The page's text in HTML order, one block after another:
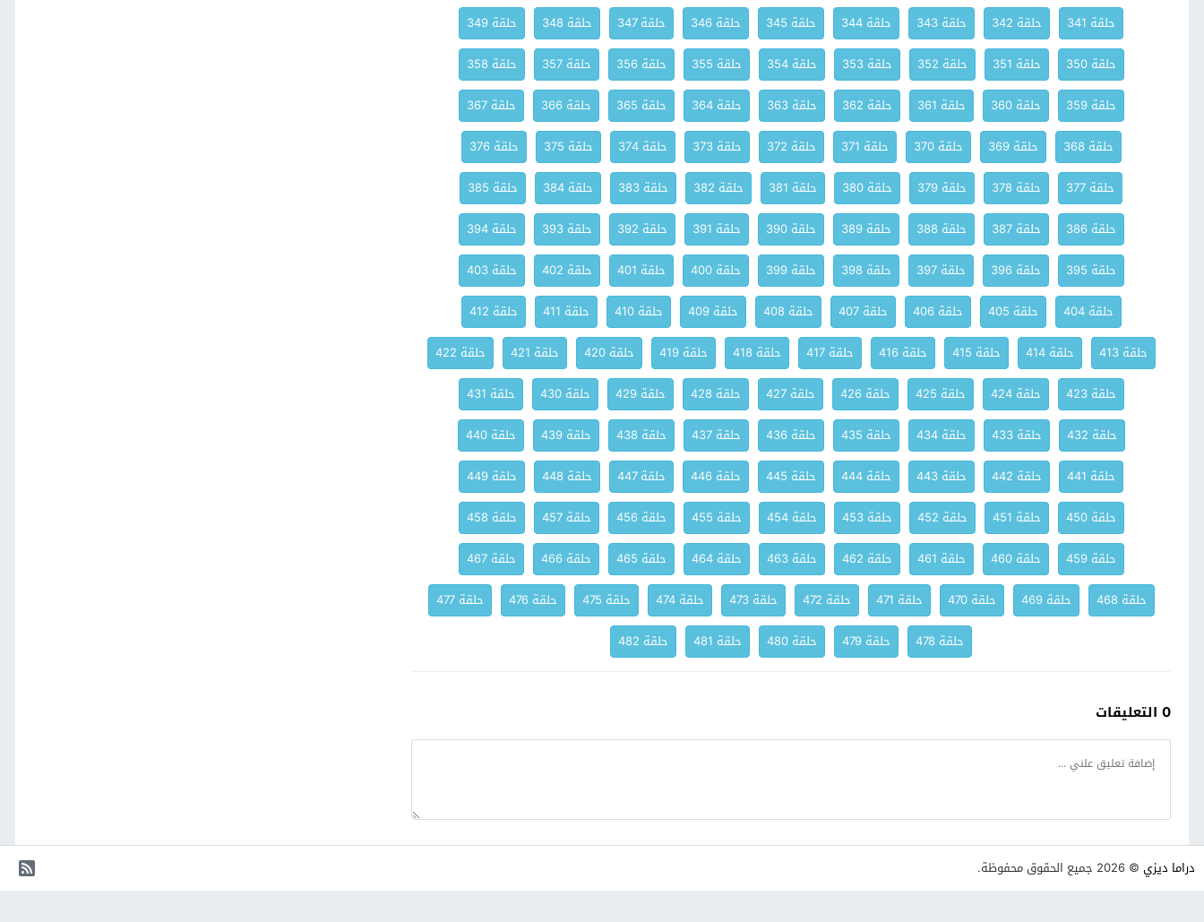
حلقة 341
حلقة 342 حلقة 343 حلقة 344 حلقة 345 حلقة 346 حلقة 347 حلقة 348
حلقة 349
حلقة 350
حلقة 351 حلقة 352 حلقة 353 حلقة 354 حلقة 355 حلقة 356 حلقة 357
حلقة 358
حلقة 359
حلقة 360 حلقة 361 حلقة 362 حلقة 363 حلقة 364 حلقة 365 حلقة 366
حلقة 367
حلقة 368
حلقة 369 حلقة 370 حلقة 371 حلقة 372 حلقة 373 حلقة 374 حلقة 375
حلقة 376
حلقة 377
حلقة 378 حلقة 379 حلقة 380 حلقة 381 حلقة 382 حلقة 383 حلقة 384
حلقة 385
حلقة 386
حلقة 387 حلقة 388 حلقة 389 حلقة 390 حلقة 391 حلقة 392 حلقة 393
حلقة 394
حلقة 395
حلقة 396 حلقة 397 حلقة 398 حلقة 399 حلقة 400 حلقة 401 حلقة 402
حلقة 403
حلقة 404
حلقة 405 حلقة 406 حلقة 407 حلقة 408 حلقة 409 حلقة 410 حلقة 411
حلقة 412
حلقة 413
حلقة 414 حلقة 415 حلقة 416 حلقة 417 حلقة 418 حلقة 419 حلقة 420 حلقة 421
حلقة 422
حلقة 423
حلقة 424 حلقة 425 حلقة 426 حلقة 427 حلقة 428 حلقة 429 حلقة 430
حلقة 431
حلقة 432
حلقة 433 حلقة 434 حلقة 435 حلقة 436 حلقة 437 حلقة 438 حلقة 439
حلقة 440
حلقة 441
حلقة 442 حلقة 443 حلقة 444 حلقة 445 حلقة 446 حلقة 447 حلقة 448
حلقة 449
حلقة 450
حلقة 451 حلقة 452 حلقة 453 حلقة 454 حلقة 455 حلقة 456 حلقة 457
حلقة 458
حلقة 459
حلقة 460 حلقة 461 حلقة 462 حلقة 463 حلقة 464 حلقة 465 حلقة 466
حلقة 467
حلقة 468
حلقة 469 حلقة 470 حلقة 471 حلقة 472 حلقة 473 حلقة 474 حلقة 475 حلقة 476
حلقة 477
حلقة 478
حلقة 479 حلقة 480 حلقة 481 حلقة 482
0 التعليقات
دراما ديزي © 2026 جميع الحقوق محفوظة.